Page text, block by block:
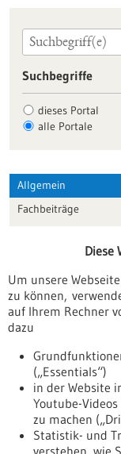
Suchbegriffe
dieses Portal
alle Portale
Allgemein
Fachbeiträge
VeranstaltungenDiese
Um unsere
zu können,
auf Ihrem Rechner
dazu
(„Essentials“)
in der Website
Youtube-
zu machen
Statistik- und
verstehen, wie